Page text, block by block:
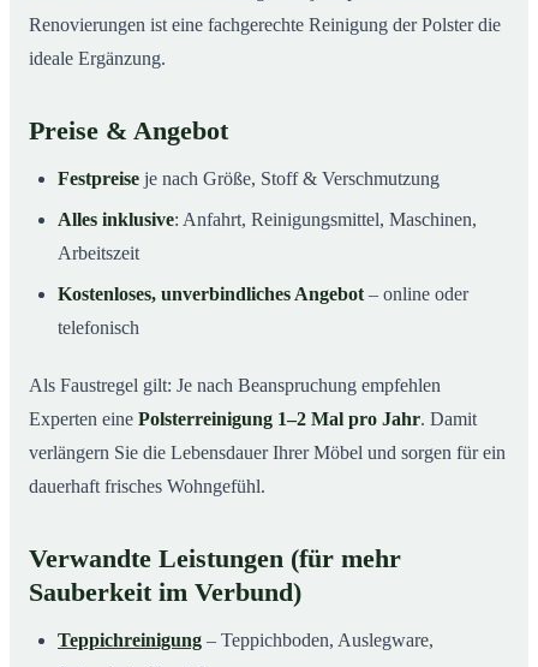
Renovierungen ist eine fachgerechte Reinigung der Polster die
ideale Ergänzung.
Preise & Angebot
Festpreise je nach Größe, Stoff & Verschmutzung
Alles inklusive: Anfahrt, Reinigungsmittel, Maschinen,
Arbeitszeit
Kostenloses, unverbindliches Angebot – online oder
telefonisch
Als Faustregel gilt: Je nach Beanspruchung empfehlen
Experten eine Polsterreinigung 1–2 Mal pro Jahr. Damit
verlängern Sie die Lebensdauer Ihrer Möbel und sorgen für ein
dauerhaft frisches Wohngefühl.
Verwandte Leistungen (für mehr
Sauberkeit im Verbund)
Teppichreinigung – Teppichboden, Auslegware,